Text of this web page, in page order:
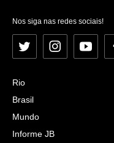
Nos siga nas redes sociais!
Twitter Instagram
Rio
Brasil
Mundo
Informe JB